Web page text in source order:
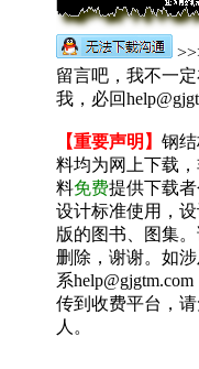
留言吧，我不一
我，必回
【重要声明】 钢
料均为网上下载
料免费提供下载者
设计标准使用，
版的图书、图集
删除，谢谢。如
系
传到收费平台，
人。